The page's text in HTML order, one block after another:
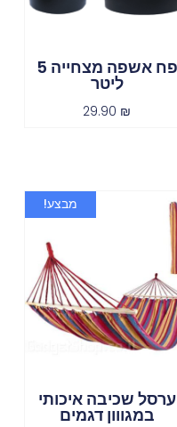
פח אשפה מצחייה 5
ליטר
29.90 ₪
מבצע!
ערסל שכיבה איכותי
במגווון דגמים